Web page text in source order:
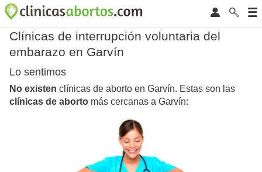
Clínicas de interrupción voluntaria del
embarazo en Garvín
Lo sentimos
No existen clínicas de aborto en Garvín. Estas son las
clínicas de aborto más cercanas a Garvín: